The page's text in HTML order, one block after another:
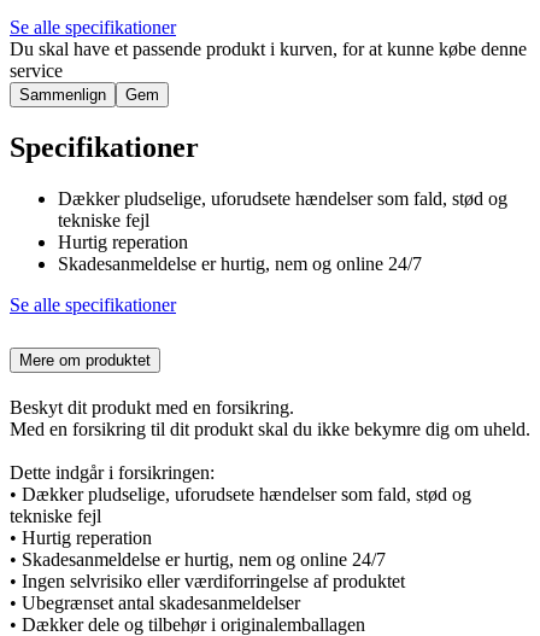
Se alle specifikationer
Du skal have et passende produkt i kurven, for at kunne købe denne
service
Sammenlign Gem
Specifikationer
Dækker pludselige, uforudsete hændelser som fald, stød og
tekniske fejl
Hurtig reperation
Skadesanmeldelse er hurtig, nem og online 24/7
Se alle specifikationer
Mere om produktet
Beskyt dit produkt med en forsikring.
Med en forsikring til dit produkt skal du ikke bekymre dig om uheld.
Dette indgår i forsikringen:
• Dækker pludselige, uforudsete hændelser som fald, stød og
tekniske fejl
• Hurtig reperation
• Skadesanmeldelse er hurtig, nem og online 24/7
• Ingen selvrisiko eller værdiforringelse af produktet
• Ubegrænset antal skadesanmeldelser
• Dækker dele og tilbehør i originalemballagen